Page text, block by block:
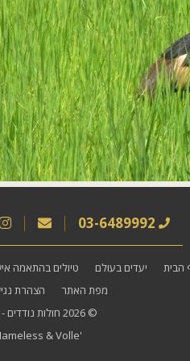
03-6489992
הבית יעדים בעולם טיולים בהתאמה
מפת האתר
הצהרת
© 2026
חולות נודדים
&Volle'